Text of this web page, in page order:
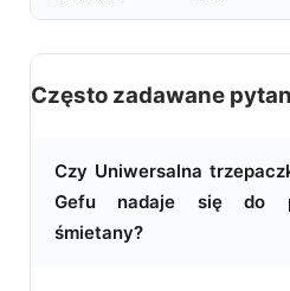
Często zadawane
Czy Uniwersalna
Gefu nadaje się do
śmietany?